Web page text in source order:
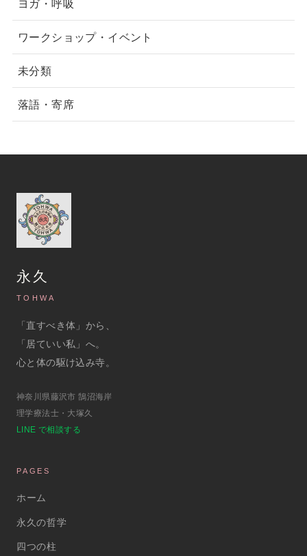
ワークショップ・イベント
未分類
落語・寄席
永久
TOHWA
「直すべき体」から、
「居ていい私」へ。
心と体の駆け込み寺。
神奈川県藤沢市 鵠沼海岸
理学療法士・大塚久
LINE で相談する
PAGES
ホーム
永久の哲学
四つの柱